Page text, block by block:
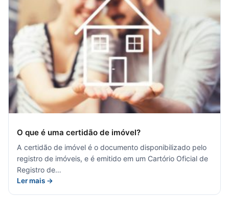
O que é uma certidão de imóvel?
A certidão de imóvel é o documento disponibilizado pelo
registro de imóveis, e é emitido em um Cartório Oficial de
Registro de…
Ler mais →